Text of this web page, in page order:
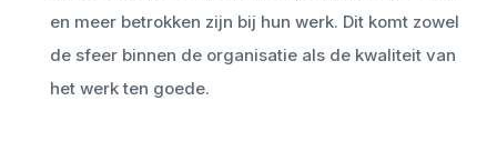
en meer betrokken zijn bij hun werk. Dit komt zowel
de sfeer binnen de organisatie als de kwaliteit van
het werk ten goede.